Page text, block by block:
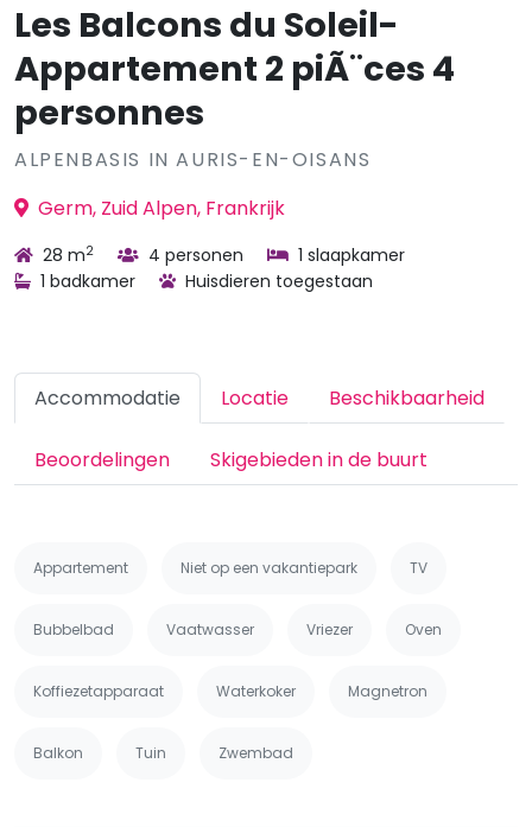
Les Balcons du Soleil-
Appartement 2 piÃ¨ces 4
personnes
ALPENBASIS IN AURIS-EN-OISANS
Germ, Zuid Alpen, Frankrijk
28 m2 4 personen
1 slaapkamer
1 badkamer
Huisdieren toegestaan
Accommodatie Locatie Beschikbaarheid
Beoordelingen Skigebieden in de buurt
Appartement Niet op een vakantiepark TV
Bubbelbad Vaatwasser Vriezer Oven
Koffiezetapparaat Waterkoker Magnetron
Balkon Tuin Zwembad